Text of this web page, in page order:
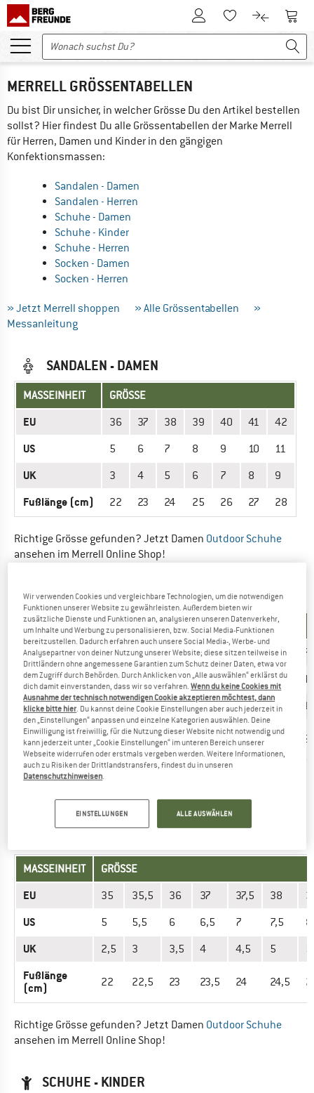
Zum KundenkontoZum Merkzettel.
Zum Zum
MERRELL GRÖSSENTABELLEN
Du bist Dir unsicher, in welcher Grösse Du den Artikel bestellen
sollst? Hier findest Du alle Grössentabellen der Marke Merrell
für Herren, Damen und Kinder in den gängigen
Konfektionsmassen:
Sandalen - Damen
Sandalen - Herren
Schuhe - Damen
Schuhe - Kinder
Schuhe - Herren
Socken - Damen
Socken - Herren
» Jetzt Merrell shoppen » Alle Grössentabellen
»
Messanleitung
SANDALEN - DAMEN
MASSEINHEIT GRÖSSE
EU 36 37 38 39 40 41 42
US 5 6 7 8 9 10 11
UK 3 4 5 6 7 8 9
Fußlänge (cm) 22 23 24 25 26 27 28
Richtige Grösse gefunden? Jetzt Damen Outdoor Schuhe
ansehen im Merrell Online Shop!
SANDALEN - HERREN
MASSEINHEIT GRÖSSE
EU 40 41 42 43 44 45 46 47
US 7 8 9 10 11 12 13 14
UK 6 7 8 9 10 11 12 13
Fußlänge
(cm)
25 26 27 28 29 30 31 32
Richtige Grösse gefunden? Jetzt Herren
ansehen im Merrell Online Shop!
MASSEINHEIT GRÖSSE
EU 35 35,5 36 37 37,5 38
US 5 5,5 6 6,5 7 7,5 8
UK 2,5 3 3,5 4 4,5 5
Fußlänge
(cm)
22 22,5 23 23,5 24 24,5
Richtige Grösse gefunden? Jetzt Damen Outdoor Schuhe
ansehen im Merrell Online Shop!
SCHUHE - KINDER
Wir verwenden Cookies und vergleichbare Technologien, um die notwendigen
Funktionen unserer Website zu gewährleisten. Außerdem bieten wir
zusätzliche Dienste und Funktionen an, analysieren unseren Datenverkehr,
um Inhalte und Werbung zu personalisieren, bzw. Social Media-Funktionen
bereitzustellen. Dadurch erfahren auch unsere Social Media-, Werbe- und
Analysepartner von deiner Nutzung unserer Website; diese sitzen teilweise in
Drittländern ohne angemessene Garantien zum Schutz deiner Daten, etwa vor
dem Zugriff durch Behörden. Durch Anklicken von „Alle auswählen“ erklärst du
dich damit einverstanden, dass wir so verfahren.Wenn du keine Cookies mit
Ausnahme der technisch notwendigen Cookie akzeptieren möchtest, dann
klicke bitte hier . Du kannst deine Cookie Einstellungen aber auch jederzeit in
den „Einstellungen“ anpassen und einzelne Kategorien auswählen. Deine
Einwilligung ist freiwillig, für die Nutzung dieser Website nicht notwendig und
kann jederzeit unter „Cookie Einstellungen“ im unteren Bereich unserer
Webseite widerrufen oder erstmals vergeben werden. Weitere Informationen,
auch zu Risiken der Drittlandstransfers, findest du in unseren
Datenschutzhinweisen
EINSTELLUNGEN ALLE AUSWÄHLEN